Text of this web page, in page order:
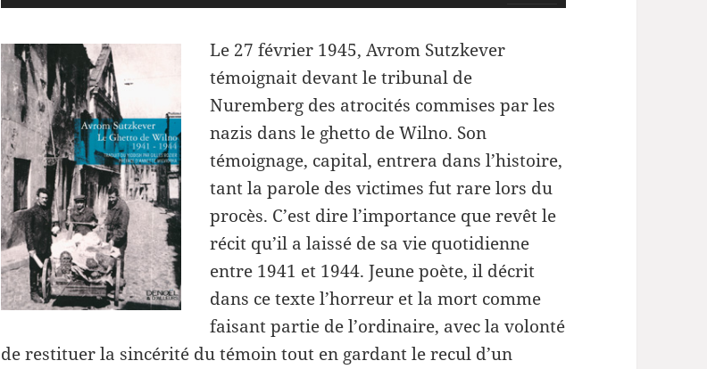
audio
les
pour
ou
diminuer
Le 27 février 1945, Avrom Sutzkever
témoignait devant le tribunal de
Nuremberg des atrocités commises par les
nazis dans le ghetto de Wilno. Son
témoignage, capital, entrera dans l’histoire,
tant la parole des victimes fut rare lors du
procès. C’est dire l’importance que revêt le
récit qu’il a laissé de sa vie quotidienne
entre 1941 et 1944. Jeune poète, il décrit
dans ce texte l’horreur et la mort comme
faisant partie de l’ordinaire, avec la volonté
de restituer la sincérité du témoin tout en gardant le recul d’un